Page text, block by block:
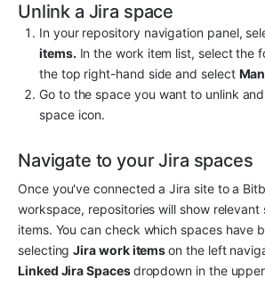
Unlink a Jira space
In your repository navigation panel,
items. In the work item list, select the
the top right-hand side and select
Go to the space you want to unlink
space icon.
Navigate to your Jira spaces
Once you've connected a Jira site to a
workspace, repositories will show relevant
items. You can check which spaces have
selecting Jira work items
Linked Jira Spaces dropdown in the